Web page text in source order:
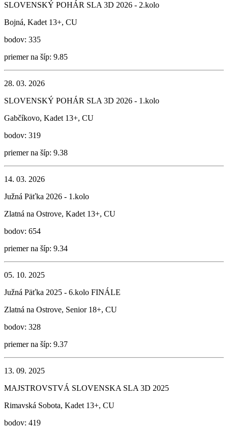
SLOVENSKÝ POHÁR SLA 3D 2026 - 2.kolo
Bojná, Kadet 13+, CU
bodov: 335
priemer na šíp: 9.85
28. 03. 2026
SLOVENSKÝ POHÁR SLA 3D 2026 - 1.kolo
Gabčíkovo, Kadet 13+, CU
bodov: 319
priemer na šíp: 9.38
14. 03. 2026
Južná Päťka 2026 - 1.kolo
Zlatná na Ostrove, Kadet 13+, CU
bodov: 654
priemer na šíp: 9.34
05. 10. 2025
Južná Päťka 2025 - 6.kolo FINÁLE
Zlatná na Ostrove, Senior 18+, CU
bodov: 328
priemer na šíp: 9.37
13. 09. 2025
MAJSTROVSTVÁ SLOVENSKA SLA 3D 2025
Rimavská Sobota, Kadet 13+, CU
bodov: 419